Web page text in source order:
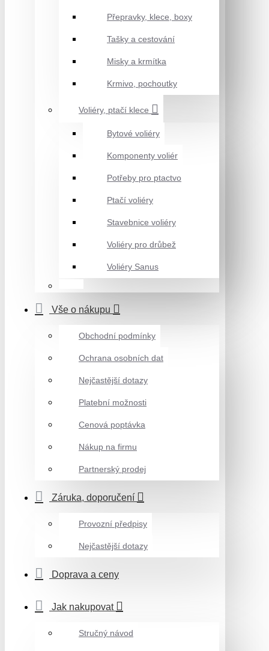
Přepravky, klece, boxy
Tašky a cestování
Misky a krmítka
Krmivo, pochoutky
Voliéry, ptačí klece
Bytové voliéry
Komponenty voliér
Potřeby pro ptactvo
Ptačí voliéry
Stavebnice voliéry
Voliéry pro drůbež
Voliéry Sanus
Vše o nákupu
Obchodní podmínky
Ochrana osobních dat
Nejčastější dotazy
Platební možnosti
Cenová poptávka
Nákup na firmu
Partnerský prodej
Záruka, doporučení
Provozní předpisy
Nejčastější dotazy
Doprava a ceny
Jak nakupovat
Stručný návod